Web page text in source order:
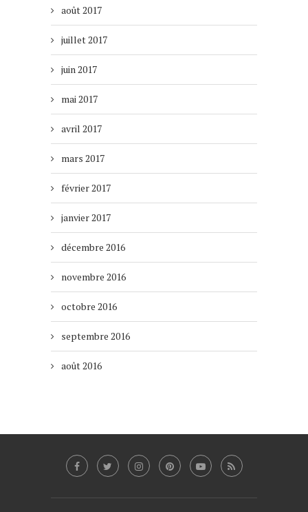
août 2017
juillet 2017
juin 2017
mai 2017
avril 2017
mars 2017
février 2017
janvier 2017
décembre 2016
novembre 2016
octobre 2016
septembre 2016
août 2016